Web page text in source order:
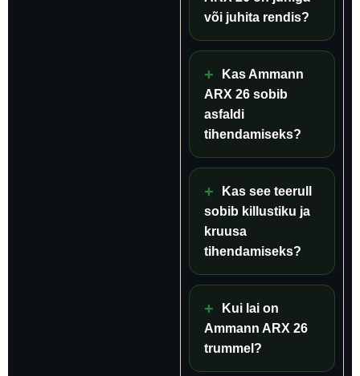
või juhita rendis?
Kas Ammann
ARX 26 sobib
asfaldi
tihendamiseks?
Kas see teerull
sobib killustiku ja
kruusa
tihendamiseks?
Kui lai on
Ammann ARX 26
trummel?